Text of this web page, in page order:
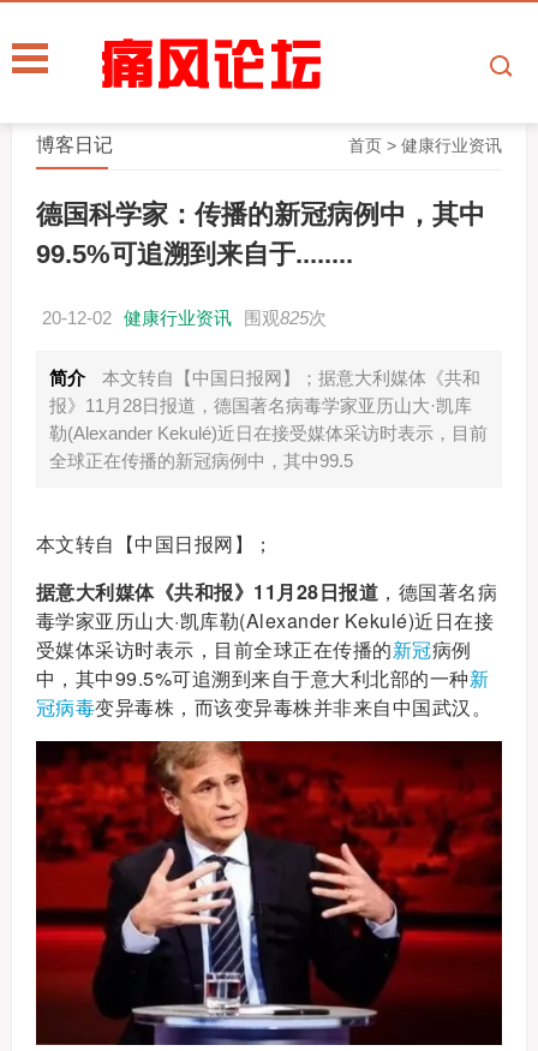
首页 >健康行业资讯
博客日记
德国科学家：传播的新冠病例中，其中
99.5%可追溯到来自于........
20-12-02 健康行业资讯 围观825次
简介
本文转自【中国日报网】；据意大利媒体《共和
报》11月28日报道，德国著名病毒学家亚历山大·凯库
勒(Alexander Kekulé)近日在接受媒体采访时表示，目前
全球正在传播的新冠病例中，其中99.5
本文转自【中国日报网】；
据意大利媒体《共和报》11月28日报道 ，德国著名病
毒学家亚历山大·凯库勒(Alexander Kekulé)近日在接
受媒体采访时表示，目前全球正在传播的新冠病例
中，其中99.5%可追溯到来自于意大利北部的一种新
冠病毒变异毒株，而该变异毒株并非来自中国武汉。